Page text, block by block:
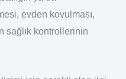
evden kovulması,
sağlık kontrollerinin